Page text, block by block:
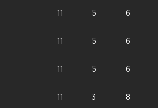
11 5 6
11 5 6
11 5 6
11 3 8